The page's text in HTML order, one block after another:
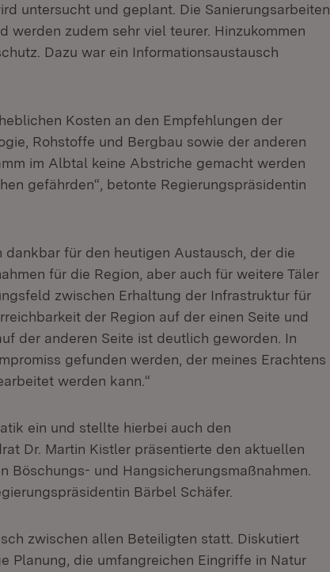
untersucht und geplant. Die Sanierungsarbeiten
werden zudem sehr viel teurer. Hinzukommen
Dazu war ein Informationsaustausch
Kosten an den Empfehlungen der
Rohstoffe und Bergbau sowie der anderen
im Albtal keine Abstriche gemacht werden
gefährden“, betonte Regierungspräsidentin
dankbar für den heutigen Austausch, der die
für die Region, aber auch für weitere Täler
zwischen Erhaltung der Infrastruktur für
der Region auf der einen Seite und
der anderen Seite ist deutlich geworden. In
gefunden werden, der meines Erachtens
werden kann.“
ein und stellte hierbei auch den
Dr. Martin Kistler präsentierte den aktuellen
Böschungs- und Hangsicherungsmaßnahmen.
Bärbel Schäfer.
zwischen allen Beteiligten statt. Diskutiert
Planung, die umfangreichen Eingriffe in Natur